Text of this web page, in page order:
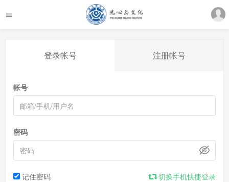
登录帐号 注册帐号
帐号
密码
记住密码 切换手机快捷登录